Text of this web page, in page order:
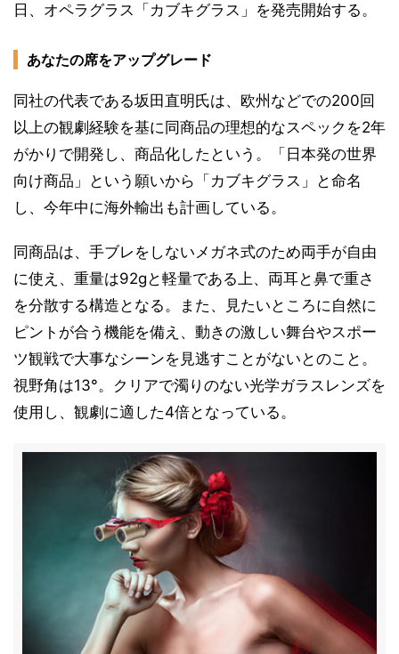
日、オペラグラス「カブキグラス」を発売開始する。
あなたの席をアップグレード
同社の代表である坂田直明氏は、欧州などでの200回
以上の観劇経験を基に同商品の理想的なスペックを2年
がかりで開発し、商品化したという。「日本発の世界
向け商品」という願いから「カブキグラス」と命名
し、今年中に海外輸出も計画している。
同商品は、手ブレをしないメガネ式のため両手が自由
に使え、重量は92gと軽量である上、両耳と鼻で重さ
を分散する構造となる。また、見たいところに自然に
ピントが合う機能を備え、動きの激しい舞台やスポー
ツ観戦で大事なシーンを見逃すことがないとのこと。
視野角は13°。クリアで濁りのない光学ガラスレンズを
使用し、観劇に適した4倍となっている。